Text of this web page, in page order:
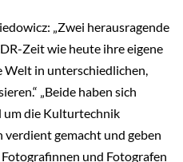
„Zwei herausragende
Zeit wie heute ihre eigene
Welt in unterschiedlichen,
„Beide haben sich
die Kulturtechnik
gemacht und geben
und Fotografen